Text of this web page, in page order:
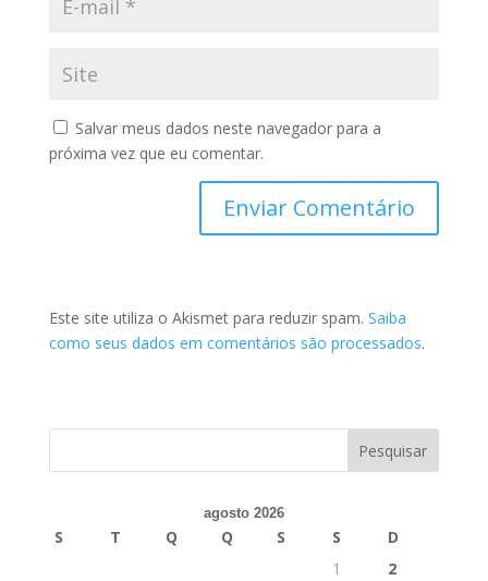
Salvar meus dados neste navegador para a
próxima vez que eu comentar.
Este site utiliza o Akismet para reduzir spam. Saiba
como seus dados em comentários são processados.
agosto 2026
S T Q Q S S
D
1
2